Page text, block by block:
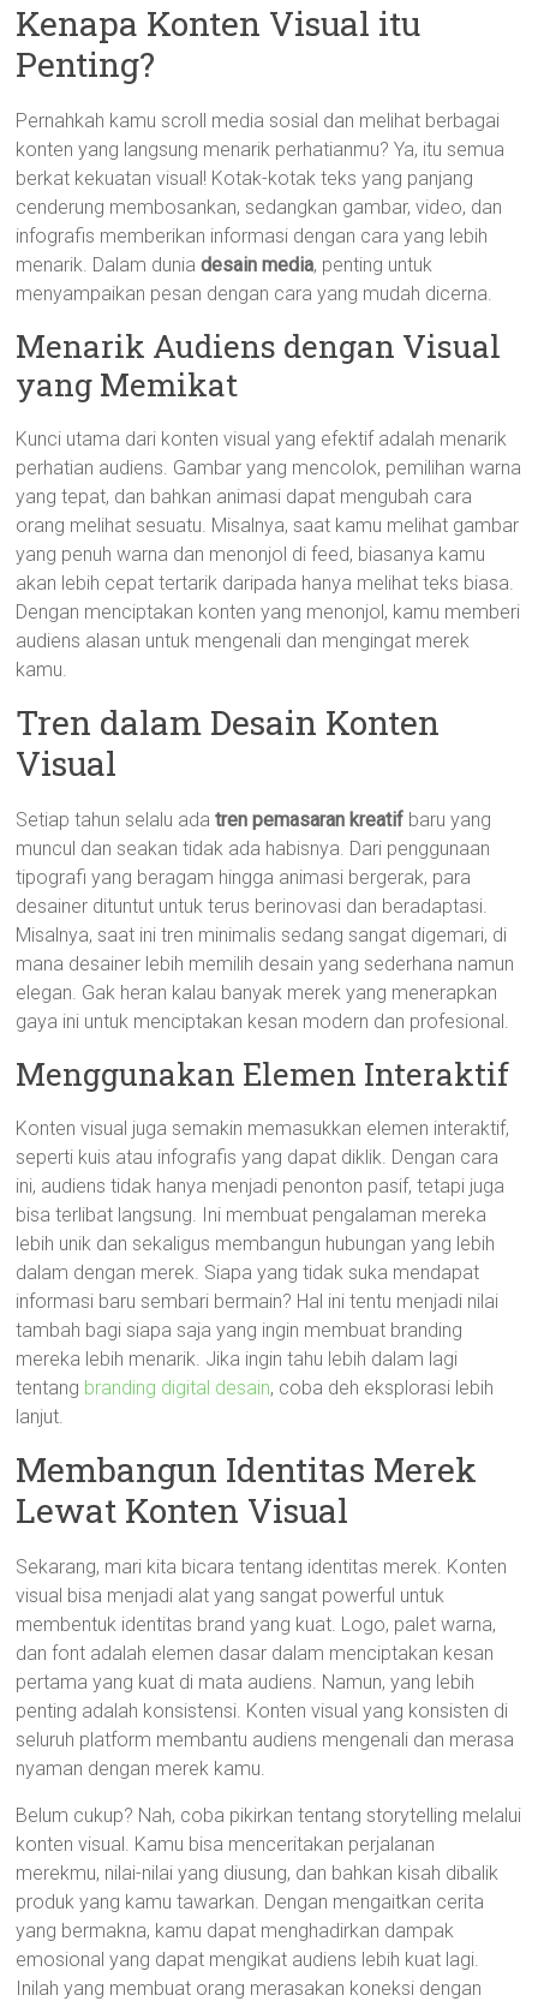
Kenapa Konten Visual itu
Penting?
Pernahkah kamu scroll media sosial dan melihat berbagai
konten yang langsung menarik perhatianmu? Ya, itu semua
berkat kekuatan visual! Kotak-kotak teks yang panjang
cenderung membosankan, sedangkan gambar, video, dan
infografis memberikan informasi dengan cara yang lebih
menarik. Dalam duniadesain media, penting untuk
menyampaikan pesan dengan cara yang mudah dicerna.
Menarik Audiens dengan Visual
yang Memikat
Kunci utama dari konten visual yang efektif adalah menarik
perhatian audiens. Gambar yang mencolok, pemilihan warna
yang tepat, dan bahkan animasi dapat mengubah cara
orang melihat sesuatu. Misalnya, saat kamu melihat gambar
yang penuh warna dan menonjol di feed, biasanya kamu
akan lebih cepat tertarik daripada hanya melihat teks biasa.
Dengan menciptakan konten yang menonjol, kamu memberi
audiens alasan untuk mengenali dan mengingat merek
kamu.
Tren dalam Desain Konten
Visual
Setiap tahun selalu adatren pemasaran kreatif baru yang
muncul dan seakan tidak ada habisnya. Dari penggunaan
tipografi yang beragam hingga animasi bergerak, para
desainer dituntut untuk terus berinovasi dan beradaptasi.
Misalnya, saat ini tren minimalis sedang sangat digemari, di
mana desainer lebih memilih desain yang sederhana namun
elegan. Gak heran kalau banyak merek yang menerapkan
gaya ini untuk menciptakan kesan modern dan profesional.
Menggunakan Elemen Interaktif
Konten visual juga semakin memasukkan elemen interaktif,
seperti kuis atau infografis yang dapat diklik. Dengan cara
ini, audiens tidak hanya menjadi penonton pasif, tetapi juga
bisa terlibat langsung. Ini membuat pengalaman mereka
lebih unik dan sekaligus membangun hubungan yang lebih
dalam dengan merek. Siapa yang tidak suka mendapat
informasi baru sembari bermain? Hal ini tentu menjadi nilai
tambah bagi siapa saja yang ingin membuat branding
mereka lebih menarik. Jika ingin tahu lebih dalam lagi
tentang branding digital desain, coba deh eksplorasi lebih
lanjut.
Membangun Identitas Merek
Lewat Konten Visual
Sekarang, mari kita bicara tentang identitas merek. Konten
visual bisa menjadi alat yang sangat powerful untuk
membentuk identitas brand yang kuat. Logo, palet warna,
dan font adalah elemen dasar dalam menciptakan kesan
pertama yang kuat di mata audiens. Namun, yang lebih
penting adalah konsistensi. Konten visual yang konsisten di
seluruh platform membantu audiens mengenali dan merasa
nyaman dengan merek kamu.
Belum cukup? Nah, coba pikirkan tentang storytelling melalui
konten visual. Kamu bisa menceritakan perjalanan
merekmu, nilai-nilai yang diusung, dan bahkan kisah dibalik
produk yang kamu tawarkan. Dengan mengaitkan cerita
yang bermakna, kamu dapat menghadirkan dampak
emosional yang dapat mengikat audiens lebih kuat lagi.
Inilah yang membuat orang merasakan koneksi dengan